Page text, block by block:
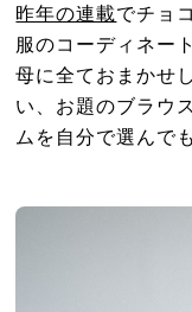
昨年の連載でチョ
服のコーディネー
母に全ておまかせ
い、お題のブラウ
ムを自分で選んで